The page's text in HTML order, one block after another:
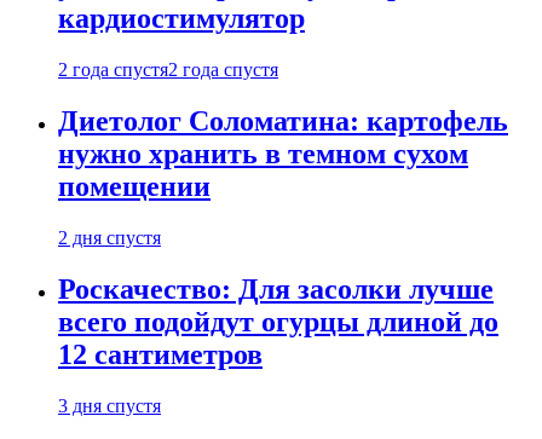
кардиостимулятор
2 года спустя2 года спустя
Диетолог Соломатина: картофель
нужно хранить в темном сухом
помещении
2 дня спустя
Роскачество: Для засолки лучше
всего подойдут огурцы длиной до
12 сантиметров
3 дня спустя